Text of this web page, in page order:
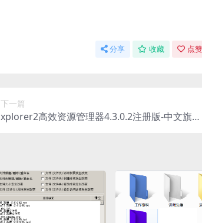
分享 收藏 点
下一篇
xplorer2高效资源管理器4.3.0.2注册版-中文旗舰